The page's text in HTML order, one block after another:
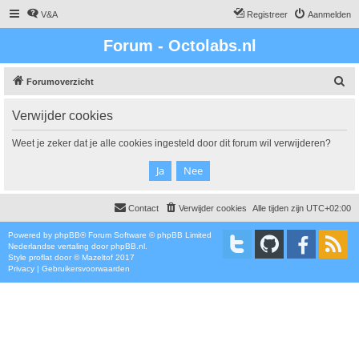
V&A Aanmelden
Registreer
Forum - Octolabs.nl
Forumoverzicht
Verwijder cookies
Weet je zeker dat je alle cookies ingesteld door dit forum wil verwijderen?
Alle tijden zijn UTC+02:00
Verwijder cookies
Contact
Powered by phpBB® Forum Software © phpBB Limited
Nederlandse vertaling door phpBB.nl
Style proflat door ©Mazeltof 2017
Privacy | Gebruikersvoorwaarden